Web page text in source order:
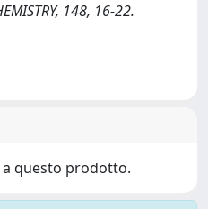
148, 16-22.
questo prodotto.